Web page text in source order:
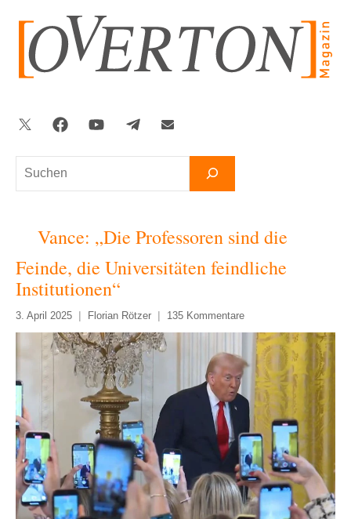
springen
Suchen
Twitter FacebookYouTubeTelegram
Vance: „Die Professoren sind die
Feinde, die Universitäten feindliche
Institutionen“
3. April 2025 Florian Rötzer 135 Kommentare